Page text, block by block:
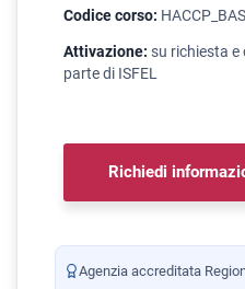
Codice corso:
Attivazione: su richiesta e
parte di ISFEL
Richiedi
Agenzia accreditata